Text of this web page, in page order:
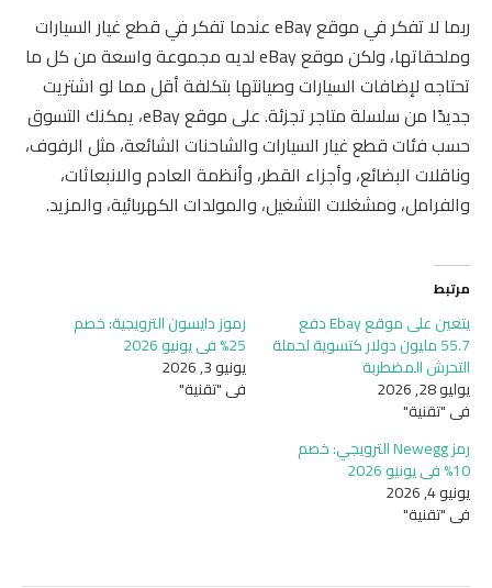
ربما لا تفكر في موقع eBay عندما تفكر في قطع غيار السيارات
وملحقاتها، ولكن موقع eBay لديه مجموعة واسعة من كل ما
تحتاجه لإضافات السيارات وصيانتها بتكلفة أقل مما لو اشتريت
جديدًا من سلسلة متاجر تجزئة. على موقع eBay، يمكنك التسوق
حسب فئات قطع غيار السيارات والشاحنات الشائعة، مثل الرفوف،
وناقلات البضائع، وأجزاء القطر، وأنظمة العادم والانبعاثات،
والفرامل، ومشغلات التشغيل، والمولدات الكهربائية، والمزيد.
مرتبط
يتعين على موقع Ebay دفع
55.7 مليون دولار كتسوية لحملة
التحرش المضطربة
يوليو 28, 2026
في "تقنية"
رموز دايسون الترويجية: خصم
25% في يونيو 2026
يونيو 3, 2026
في "تقنية"
رمز Newegg الترويجي: خصم
10% في يونيو 2026
يونيو 4, 2026
في "تقنية"